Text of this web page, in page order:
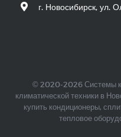
г. Новосибирск, ул.
© 2020-2026 Системы
климатической техники в
купить кондиционеры,
тепловое